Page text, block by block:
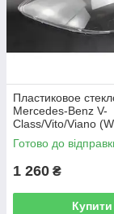
Пластиковое
Mercedes-Benz V-
Class/Vito/Viano
2010 левое
Готово до
1 260 ₴
Купити